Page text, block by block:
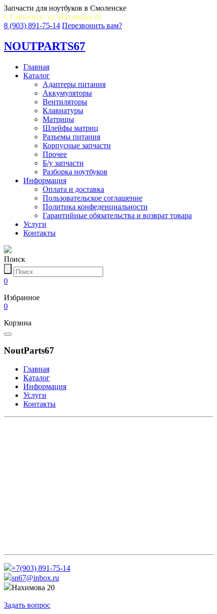
Запчасти для ноутбуков в Смоленске
г. Смоленск, ул. Нахимова 20
8 (903) 891-75-14 Перезвонить вам?
NOUTPARTS67
Главная
Каталог
Адаптеры питания
Аккумуляторы
Вентиляторы
Клавиатуры
Матрицы
Шлейфы матриц
Разъемы питания
Корпусные запчасти
Прочее
Б/у запчасти
Разборка ноутбуков
Информация
Оплата и доставка
Пользовательское соглашение
Политика конфеденциальности
Гарантийные обязательства и возврат товара
Услуги
Контакты
Поиск
0
Избранное
0
Корзина
NoutParts67
Главная
Каталог
Информация
Услуги
Контакты
+7(903) 891-75-14
sn67@inbox.ru
Нахимова 20
Задать вопрос